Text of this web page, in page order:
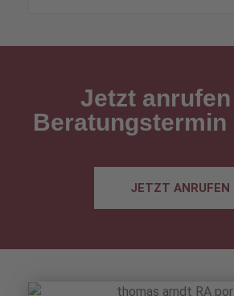
Jetzt
Beratungstermin
JETZT ANRUFEN